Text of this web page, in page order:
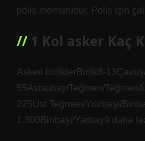
polis memurudur. Polis için
1 Kol asker Kaç
Askeri birliklerBirlik8-
55Astsubay/Teğmen/Teğmen/
225Üst Teğmen/Yüzbaşı/
1.300Binbaşı/Yarbay9 daha